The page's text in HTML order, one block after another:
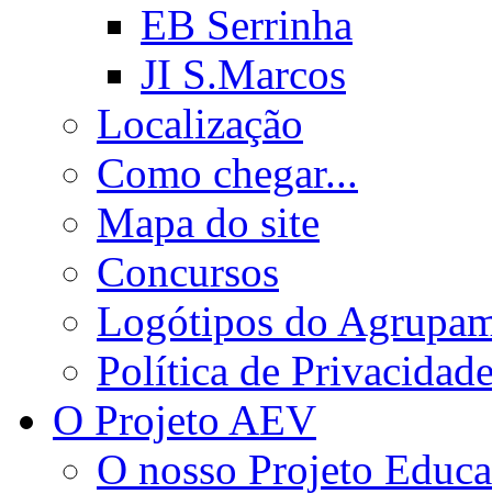
EB Serrinha
JI S.Marcos
Localização
Como chegar...
Mapa do site
Concursos
Logótipos do
Política de
O Projeto AEV
O nosso Projeto